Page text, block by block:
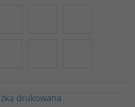
drukowana